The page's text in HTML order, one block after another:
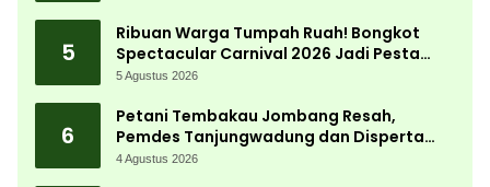
5
Ribuan Warga Tumpah Ruah! Bongkot
Spectacular Carnival 2026 Jadi Pesta
Kemerdekaan Terbesar di Peterongan
5 Agustus 2026
6
Petani Tembakau Jombang Resah,
Pemdes Tanjungwadung dan Disperta
Bergerak Cepat
4 Agustus 2026